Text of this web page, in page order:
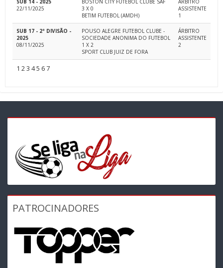
SUB 14 - 2025
22/11/2025
BOSTON CITY FUTEBOL CLUBE SAF
3 X 0
BETIM FUTEBOL (AMDH)
ÁRBITRO
ASSISTENTE
1
SUB 17 - 2ª DIVISÃO -
2025
08/11/2025
POUSO ALEGRE FUTEBOL CLUBE -
SOCIEDADE ANONIMA DO FUTEBOL
1 X 2
SPORT CLUB JUIZ DE FORA
ÁRBITRO
ASSISTENTE
2
1 23 45 67
PATROCINADORES